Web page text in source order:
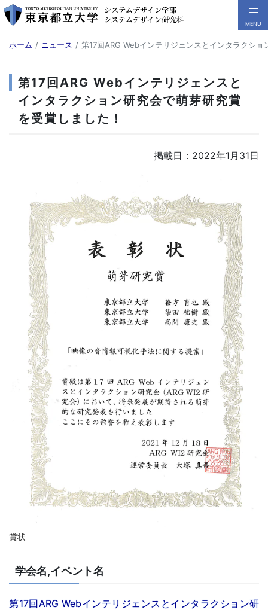
ホーム ニュース 第17回ARG Webインテリジェンスとインタラクシ
第17回ARG Webインテリジェンスと
インタラクション研究会で萌芽研究賞
を受賞しました！
掲載日：2022年1月31日
賞状
学会名,イベント名
第17回ARG Webインテリジェンスとインタラクション研